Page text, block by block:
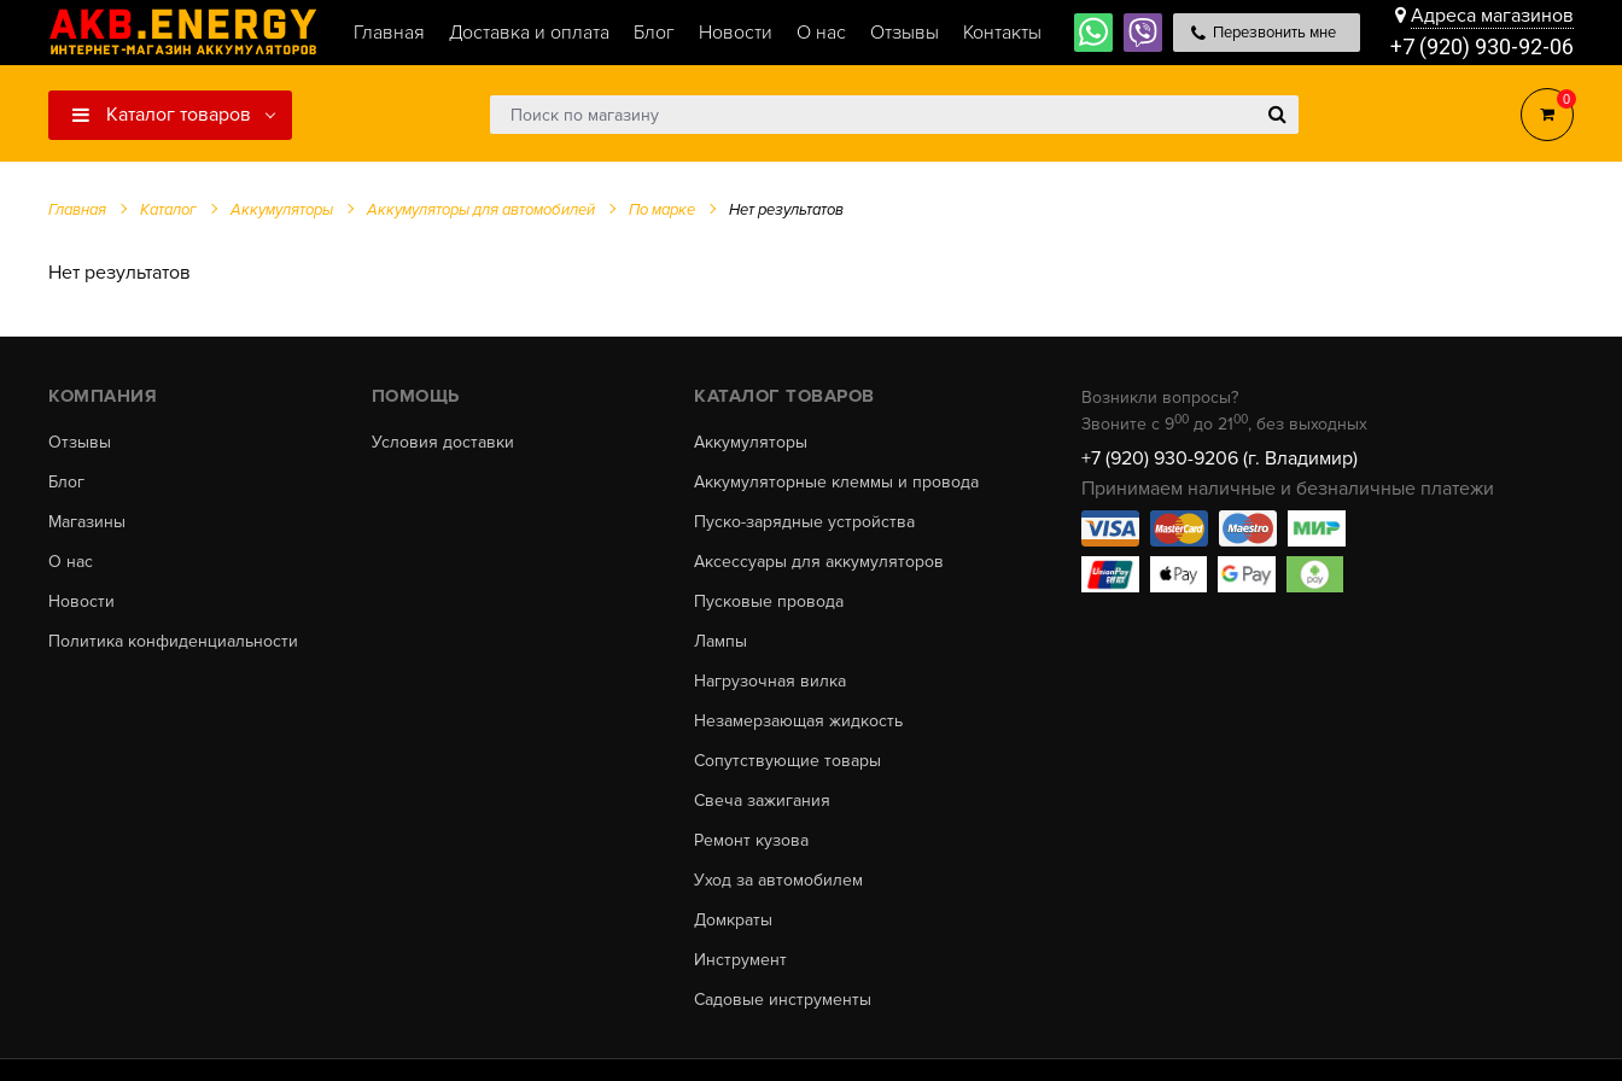
Главная Доставка и оплата Блог Новости О нас Отзывы Контакты Перезвонить мне
Адреса магазинов
+7 (920) 930-92-06
Каталог товаров
0
Главная Каталог Аккумуляторы Аккумуляторы для автомобилей По марке Нет результатов
Нет результатов
КОМПАНИЯ
Отзывы
Блог
Магазины
О нас
Новости
Политика конфиденциальности
ПОМОЩЬ
Условия доставки
КАТАЛОГ ТОВАРОВ
Аккумуляторы
Аккумуляторные клеммы и провода
Пуско-зарядные устройства
Аксессуары для аккумуляторов
Пусковые провода
Лампы
Нагрузочная вилка
Незамерзающая жидкость
Сопутствующие товары
Свеча зажигания
Ремонт кузова
Уход за автомобилем
Домкраты
Инструмент
Садовые инструменты
Возникли вопросы?
Звоните с 900 до 2100, без выходных
+7 (920) 930-9206 (г. Владимир)
Принимаем наличные и безналичные платежи